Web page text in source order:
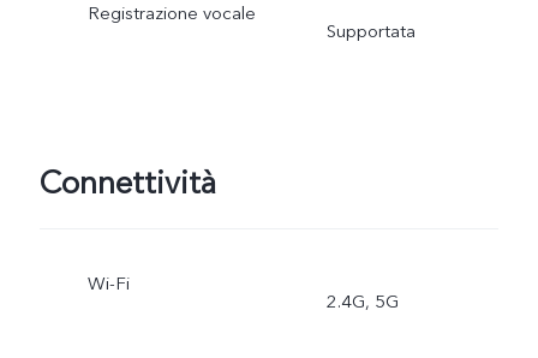
Superluna, Pro,
Video, Time-lapse, Pro
Registrazione vocale
Supportata
Connettività
Wi-Fi
2.4G, 5G